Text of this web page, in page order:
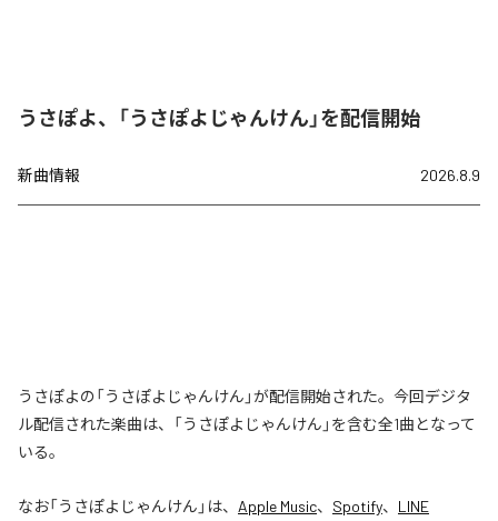
うさぽよ、「うさぽよじゃんけん」を配信開始
新曲情報 2026.8.9
うさぽよの「うさぽよじゃんけん」が配信開始された。今回デジタ
ル配信された楽曲は、「うさぽよじゃんけん」を含む全1曲となって
いる。
なお「うさぽよじゃんけん 」は、 Apple Music、 Spotify、 LINE